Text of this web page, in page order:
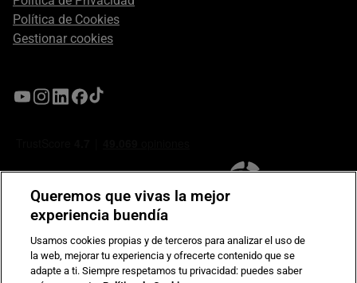
Política de Cookies
Gestionar cookies
Compromiso de seguridad en pagos electrónicos
Queremos que vivas la mejor
experiencia buendía
Usamos cookies propias y de terceros para analizar el uso de
la web, mejorar tu experiencia y ofrecerte contenido que se
adapte a ti. Siempre respetamos tu privacidad: puedes saber